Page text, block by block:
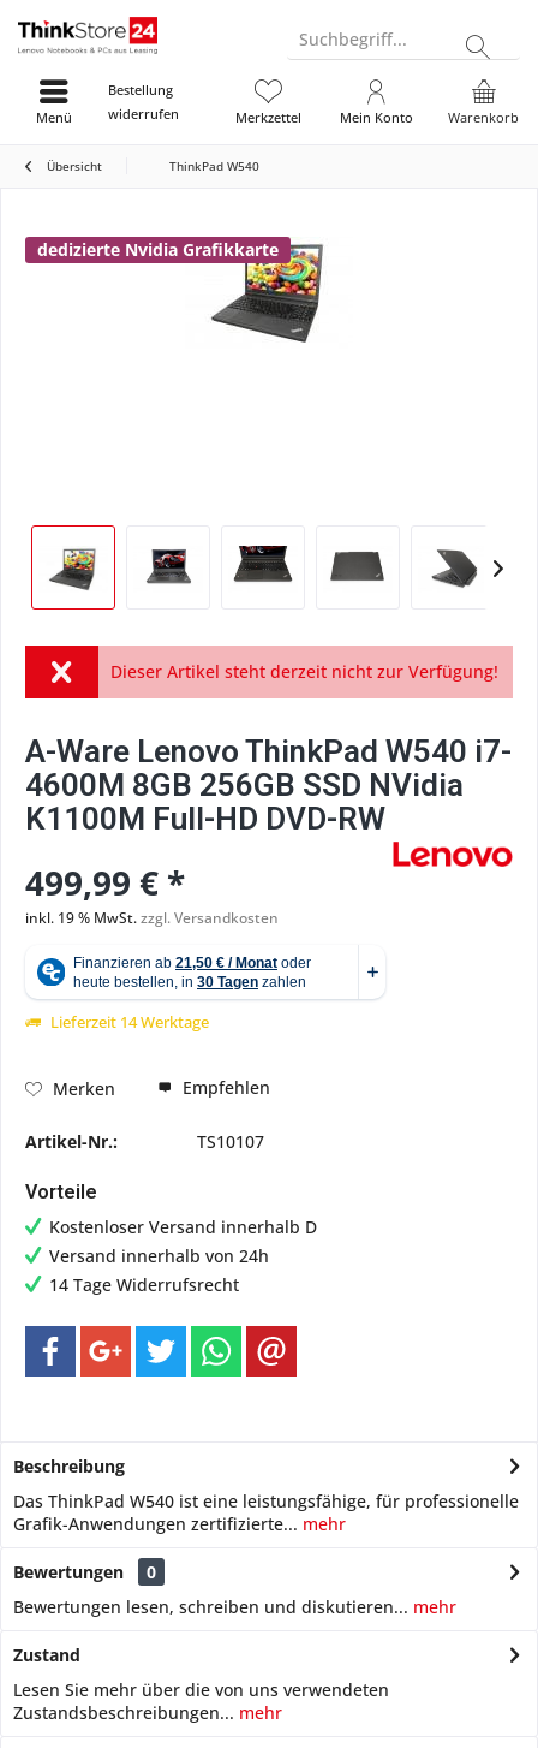
Suchbegriff...
Bestellung
widerrufen
Warenkorb
Merkzettel Mein Konto
Menü
Übersicht ThinkPad W540
dedizierte Nvidia Grafikkarte
Dieser Artikel steht derzeit nicht zur Verfügung!
A-Ware Lenovo ThinkPad W540 i7-
4600M 8GB 256GB SSD NVidia
K1100M Full-HD DVD-RW
499,99 € *
inkl. 19 % MwSt.zzgl. Versandkosten
Lieferzeit 14 Werktage
Merken Empfehlen
Artikel-Nr.: TS10107
Vorteile
Kostenloser Versand innerhalb D
Versand innerhalb von 24h
14 Tage Widerrufsrecht
Beschreibung
Das ThinkPad W540 ist eine leistungsfähige, für professionelle
Grafik-Anwendungen zertifizierte... mehr
Bewertungen
0
Bewertungen lesen, schreiben und diskutieren... mehr
Zustand
Lesen Sie mehr über die von uns verwendeten
Zustandsbeschreibungen... mehr